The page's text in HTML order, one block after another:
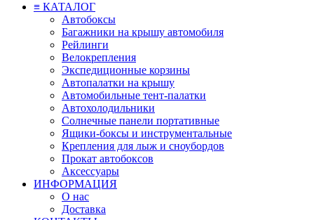
≡ КАТАЛОГ
Автобоксы
Багажники на крышу автомобиля
Рейлинги
Велокрепления
Экспедиционные корзины
Автопалатки на крышу
Автомобильные тент-палатки
Автохолодильники
Солнечные панели портативные
Ящики-боксы и инструментальные
Крепления для лыж и сноубордов
Прокат автобоксов
Аксессуары
ИНФОРМАЦИЯ
О нас
Доставка